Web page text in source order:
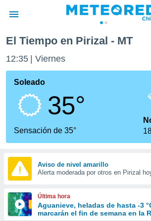
de
por
que se
calidad.
a este
las
y
forma
digital
basada
El Tiempo en Pirizal - MT
12:35 Viernes
Soleado
35°
Sensación de 35°
Aviso de nivel amarillo
Alerta moderada por otros en Pirizal
Última hora
Aguanieve, heladas de hasta -3
marcarán el fin de semana en la